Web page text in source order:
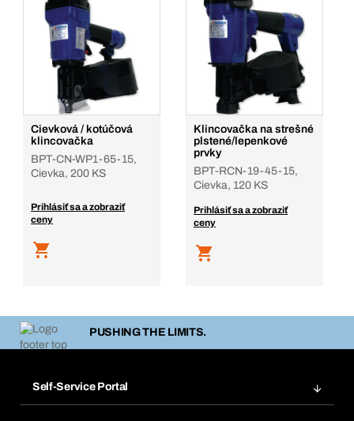
Cievková / kotúčová
klincovačka
BPT-CN-WP1-65-15,
Cievka, 200 KS
Prihlásiť sa a zobraziť
ceny
Klincovačka na strešné
plstené/lepenkové
prvky
BPT-RCN-19-45-15,
Cievka, 120 KS
Prihlásiť sa a zobraziť
ceny
PUSHING THE LIMITS.
Self-Service Portal